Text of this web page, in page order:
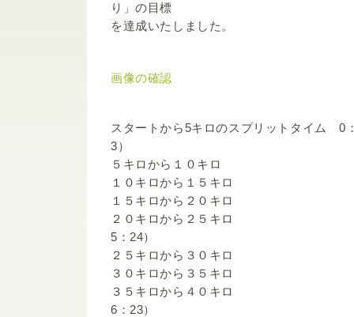
り」の目標
を達成いたしました。
画像の確認
スタートから5キロのスプリットタイム
3）
５キロから１０キロ 0
１０キロから１５キロ 0
１５キロから２０キロ 0
２０キロから２５キロ 0：
5：24）
２５キロから３０キロ 0
３０キロから３５キロ 0
３５キロから４０キロ 0：
6：23）